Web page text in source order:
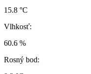
15.8 °C
Vlhkosť:
60.6 %
Rosný bod: